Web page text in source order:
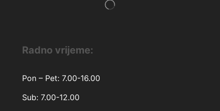
Radno vrijeme:
Pon – Pet: 7.00-16.00
Sub: 7.00-12.00